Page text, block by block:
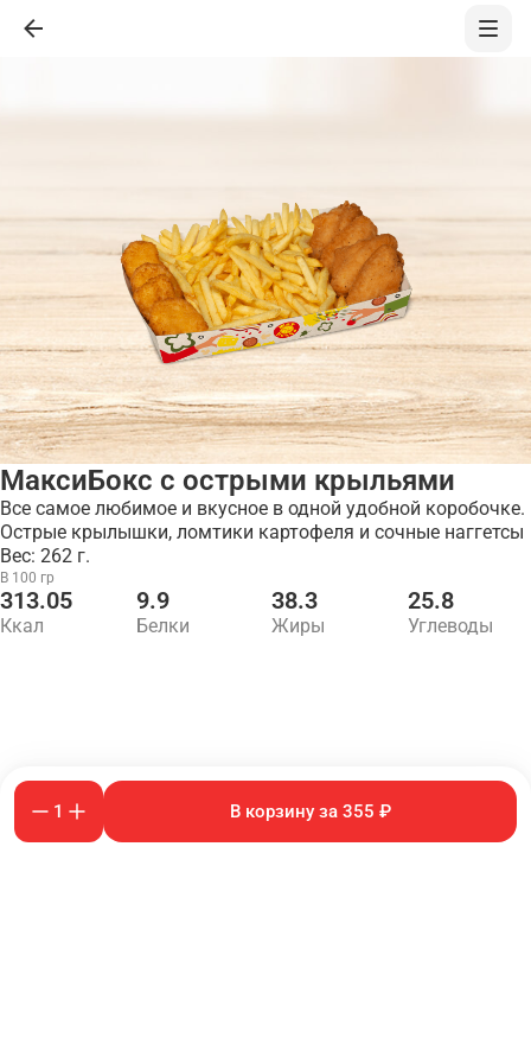
МаксиБокс с острыми крыльями
Все самое любимое и вкусное в одной удобной коробочке.
Острые крылышки, ломтики картофеля и сочные наггетсы
Вес: 262 г.
В 100 гр
313.05
Ккал
9.9
Белки
38.3
Жиры
25.8
Углеводы
1 В корзину за 355 ₽